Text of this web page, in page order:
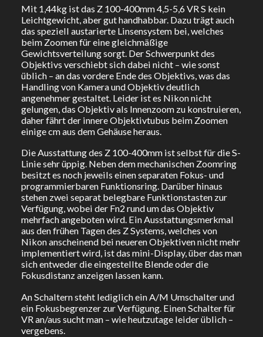
Mit 1,44kg ist das Z 100-400mm 4,5-5,6 VR S kein
Leichtgewicht, aber gut handhabbar. Dazu trägt auch
das speziell austarierte Linsensystem bei, welches
beim Zoomen für eine gleichmäßige
Gewichtsverteilung sorgt. Der Schwerpunkt des
Objektivs verschiebt sich dabei nicht – wie sonst
üblich – an das vordere Ende des Objektivs, was das
Handling von Kamera und Objektiv deutlich
angenehmer gestaltet. Leider ist es Nikon nicht
gelungen, das Objektiv als Innenzoom zu konstruieren,
daher fährt der innere Objektivtubus beim Zoomen
einige cm aus dem Gehäuse heraus.
Die Ausstattung des Z 100-400mm ist selbst für die S-
Linie sehr üppig. Neben dem mechanischen Zoomring
besitzt es noch jeweils einen separaten Fokus- und
programmierbaren Funktionsring. Darüber hinaus
stehen zwei separat belegbare Funktionstasten zur
Verfügung, wobei der Fn2 rund um das Objektiv
mehrfach angeboten wird. Ein Ausstattungsmerkmal
aus den frühen Tagen des Z Systems, welches von
Nikon anscheinend bei neueren Objektiven nicht mehr
implementiert wird, ist das mini-Display, über das man
sich entweder die eingestellte Blende oder die
Fokusdistanz anzeigen lassen kann.
An Schaltern steht lediglich ein A/M Umschalter und
ein Fokusbegrenzer zur Verfügung. Einen Schalter für
VR an/aus sucht man – wie heutzutage leider üblich –
vergebens.